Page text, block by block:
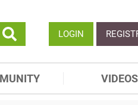
LOGIN
VIDEOS